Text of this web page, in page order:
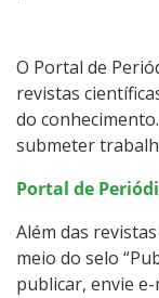
IFSC Verifica
Calendário de
Livros e
Identidade Visual
O Portal de
revistas
do
submeter
Portal de
Além das
meio do selo
publicar, envie